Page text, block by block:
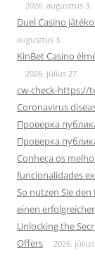
2026. augusztus 3.
Duel Casino
augusztus 3.
KinBet Casino
2026. július 27.
cw-check-https://
Coronavirus
Проверка
Проверка
Conheça os
funcionalidades
So nutzen Sie
einen
Unlocking the
Offers
2026. július